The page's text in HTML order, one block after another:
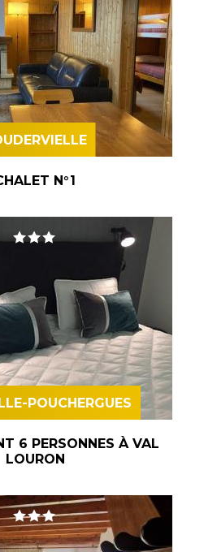
N°1
POUCHERGUES
6 PERSONNES À VAL
LOURON